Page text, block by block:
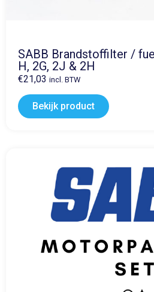
SABB Brandstoffilter /
H, 2G, 2J & 2H
€21,03 incl. BTW
Bekijk product